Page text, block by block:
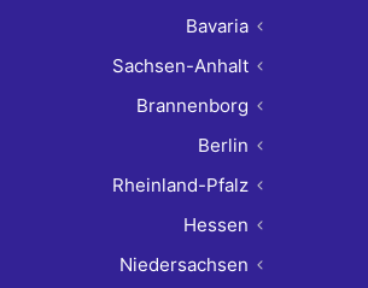
Bavaria
Sachsen-Anhalt
Brannenborg
Berlin
Rheinland-Pfalz
Hessen
Niedersachsen